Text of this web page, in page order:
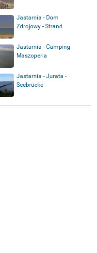
Jastarnia - Dom
Zdrojowy - Strand
Jastarnia - Camping
Maszoperia
Jastarnia - Jurata -
Seebrücke